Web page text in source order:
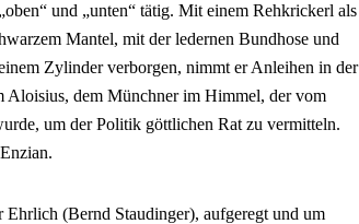
und „unten“ tätig. Mit einem Rehkrickerl als
Mantel, mit der ledernen Bundhose und
Zylinder verborgen, nimmt er Anleihen in der
Aloisius, dem Münchner im Himmel, der vom
um der Politik göttlichen Rat zu vermitteln.
Ehrlich (Bernd Staudinger), aufgeregt und um